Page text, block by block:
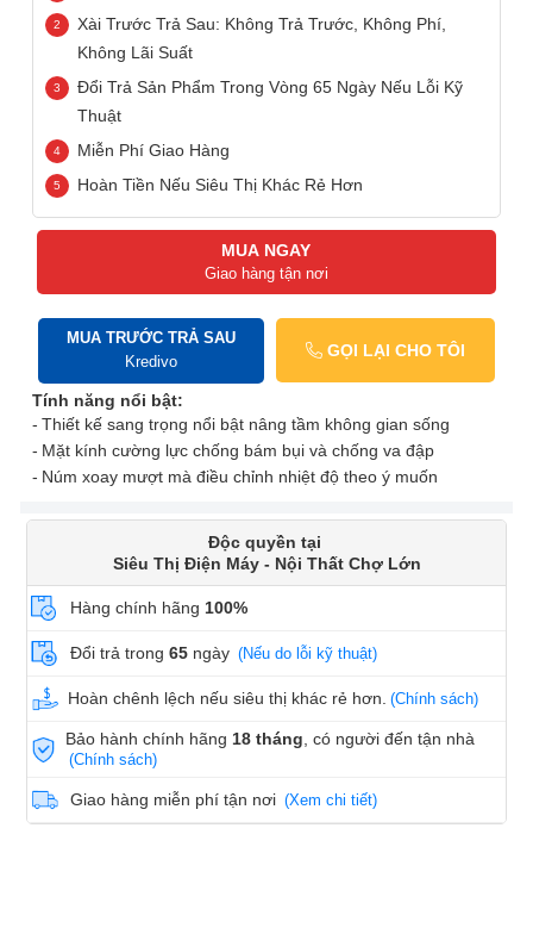
Xài Trước Trả Sau: Không Trả Trước, Không Phí,
Không Lãi Suất
Đổi Trả Sản Phẩm Trong Vòng 65 Ngày Nếu Lỗi Kỹ
Thuật
Miễn Phí Giao Hàng
Hoàn Tiền Nếu Siêu Thị Khác Rẻ Hơn
MUA NGAY
Giao hàng tận nơi
MUA TRƯỚC TRẢ SAU
Kredivo
GỌI LẠI CHO TÔI
Tính năng nổi bật:
Thiết kế sang trọng nổi bật nâng tầm không gian sống
Mặt kính cường lực chống bám bụi và chống va đập
Núm xoay mượt mà điều chỉnh nhiệt độ theo ý muốn
Độc quyền tại
Siêu Thị Điện Máy - Nội Thất Chợ Lớn
Hàng chính hãng 100%
Đổi trả trong 65 ngày (Nếu do lỗi kỹ thuật)
Hoàn chênh lệch nếu siêu thị khác rẻ hơn. (Chính sách)
Bảo hành chính hãng 18 tháng , có người đến tận nhà
(Chính sách)
Giao hàng miễn phí tận nơi (Xem chi tiết)